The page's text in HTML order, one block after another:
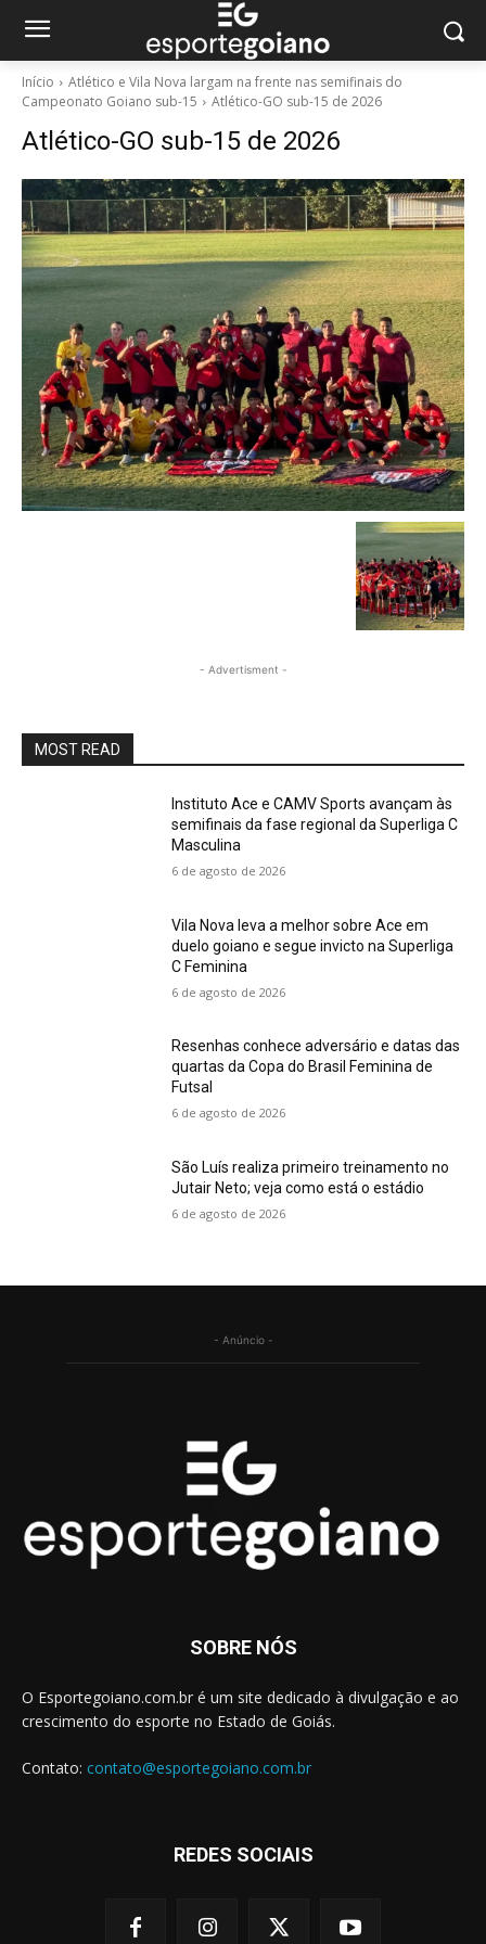
Início
Atlético e Vila Nova largam na frente nas semifinais do
Campeonato Goiano sub-15
Atlético-GO sub-15 de 2026
Atlético-GO sub-15 de 2026
- Advertisment -
MOST READ
Instituto Ace e CAMV Sports avançam às
semifinais da fase regional da Superliga C
Masculina
6 de agosto de 2026
Vila Nova leva a melhor sobre Ace em
duelo goiano e segue invicto na Superliga
C Feminina
6 de agosto de 2026
Resenhas conhece adversário e datas das
quartas da Copa do Brasil Feminina de
Futsal
6 de agosto de 2026
São Luís realiza primeiro treinamento no
Jutair Neto; veja como está o estádio
6 de agosto de 2026
- Anúncio -
SOBRE NÓS
O Esportegoiano.com.br é um site dedicado à divulgação e ao
crescimento do esporte no Estado de Goiás.
Contato: contato@esportegoiano.com.br
REDES SOCIAIS